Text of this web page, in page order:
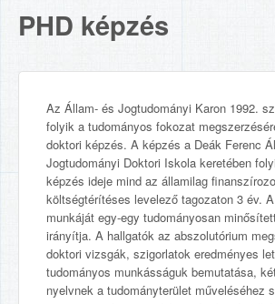
PHD képzés
Az Állam- és Jogtudományi Karon 1992.
folyik a tudományos fokozat
doktori képzés. A képzés a Deák Ferenc
Jogtudományi Doktori Iskola keretében
képzés ideje mind az államilag
költségtérítéses levelező tagozaton 3 év.
munkáját egy-egy tudományosan
irányítja. A hallgatók az abszolutórium
doktori vizsgák, szigorlatok eredményes
tudományos munkásságuk bemutatása,
nyelvnek a tudományterület műveléséhez